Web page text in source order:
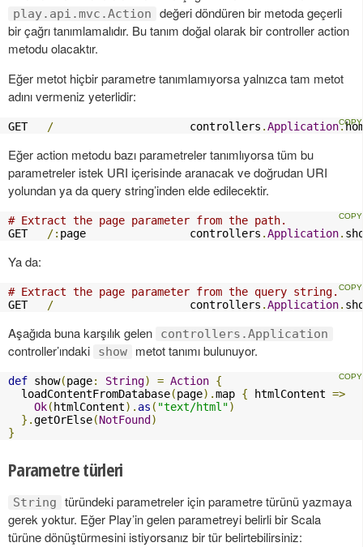
play.api.mvc.Action
değeri döndüren bir metoda geçerli
bir çağrı tanımlamalıdır. Bu tanım doğal olarak bir controller action
metodu olacaktır.
Eğer metot hiçbir parametre tanımlamıyorsa yalnızca tam metot
adını vermeniz yeterlidir:
GET /
                     controllers
.Application.
Eğer action metodu bazı parametreler tanımlıyorsa tüm bu
parametreler istek URI içerisinde aranacak ve doğrudan URI
yolundan ya da query string’inden elde edilecektir.
# Extract the page parameter from the path.
GET
/: page                controllers .Application.
Ya da:
# Extract the page parameter from the query string.
GET
/
                     controllers
.Application.
Aşağıda buna karşılık gelen controllers.Application
controller’ındaki show metot tanımı bulunuyor.
def show(page: String) = Action {
  loadContentFromDatabase
(page).map { htmlContent =>
Ok( htmlContent). as ( "text/html")
}.getOrElse(NotFound )
}
Parametre türleri
String
türündeki parametreler için parametre türünü yazmaya
gerek yoktur. Eğer Play’in gelen parametreyi belirli bir Scala
türüne dönüştürmesini istiyorsanız bir tür belirtebilirsiniz: